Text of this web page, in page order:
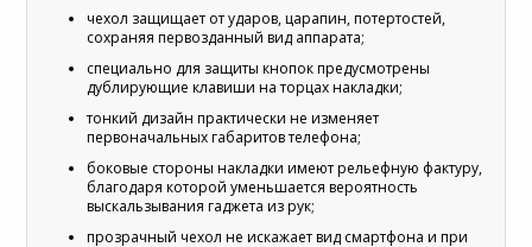
чехол защищает от ударов, царапин, потертостей,
сохраняя первозданный вид аппарата;
специально для защиты кнопок предусмотрены
дублирующие клавиши на торцах накладки;
тонкий дизайн практически не изменяет
первоначальных габаритов телефона;
боковые стороны накладки имеют рельефную фактуру,
благодаря которой уменьшается вероятность
выскальзывания гаджета из рук;
прозрачный чехол не искажает вид смартфона и при